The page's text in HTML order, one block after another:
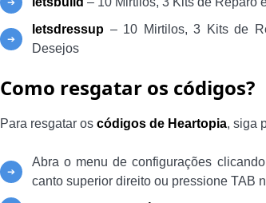
letsdressup – 10 Mirtilos, 3 Kits de
Desejos
Como resgatar os códigos?
Para resgatar os códigos de Heartopia, siga
Abra o menu de configurações
canto superior direito ou pressione TAB